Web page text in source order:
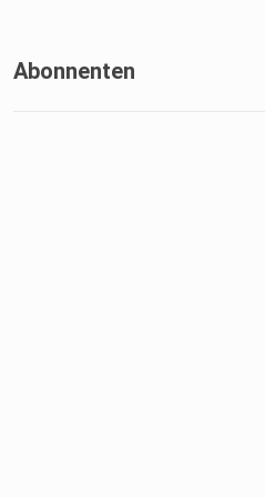
Abonnenten